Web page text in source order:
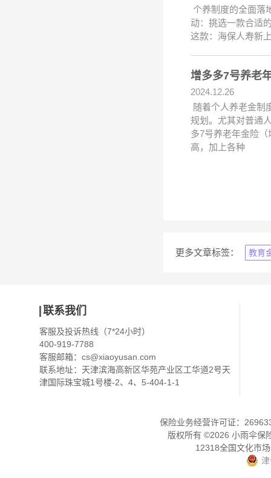
个养制度的全面落
动：挑选一款合适
这款：海保人寿新
增多多7号养老
2024.12.26
随着个人养老金制
规划。尤其对普通
多7号养老年金险
高，加上各种
更多文章标签： 教育
联系我们
客服及投诉热线（7*24小时）
400-919-7788
客服邮箱： cs@xiaoyusan.com
联系地址：天津滨海高新区华苑产业区工华道2号天
津国际珠宝城1号楼-2、4、5-404-1-1
保险业务经营许可证：
版权所有 ©2026 小雨伞保
12318全国文化市